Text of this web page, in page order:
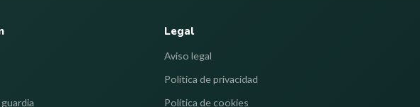
Legal
Aviso legal
Política de privacidad
Política de cookies